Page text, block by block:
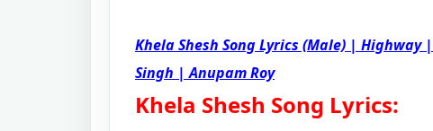
Khela Shesh Song Lyrics (Male) |
Singh | Anupam Roy
Khela Shesh Song Lyrics: